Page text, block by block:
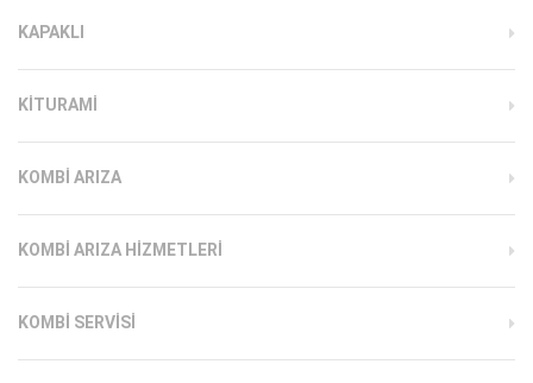
KAPAKLI
KITURAMI
KOMBI ARIZA
KOMBI ARIZA HIZMETLERI
KOMBI SERVISI